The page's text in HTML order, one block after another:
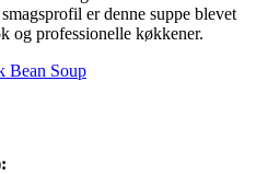
er denne suppe blevet
og professionelle køkkener.
Bean Soup